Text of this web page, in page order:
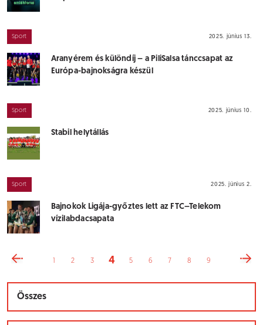
Sport 2025. június 13.
Aranyérem és különdíj – a PiliSalsa tánccsapat az
Európa-bajnokságra készül
Sport 2025. június 10.
Stabil helytállás
Sport 2025. június 2.
Bajnokok Ligája-győztes lett az FTC–Telekom
vízilabdacsapata
2 3 4 5 6 7 8 9
Összes